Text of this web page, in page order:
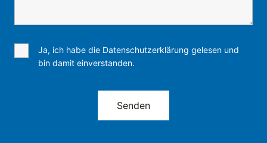
Ja, ich habe die Datenschutzerklärung gelesen und
bin damit einverstanden.